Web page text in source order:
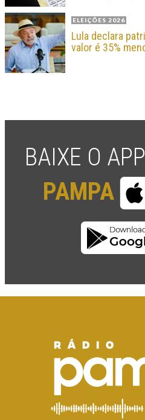
ELEIÇÕES 2026
Lula declara
valor é 35%
BAIXE O
PAMPA